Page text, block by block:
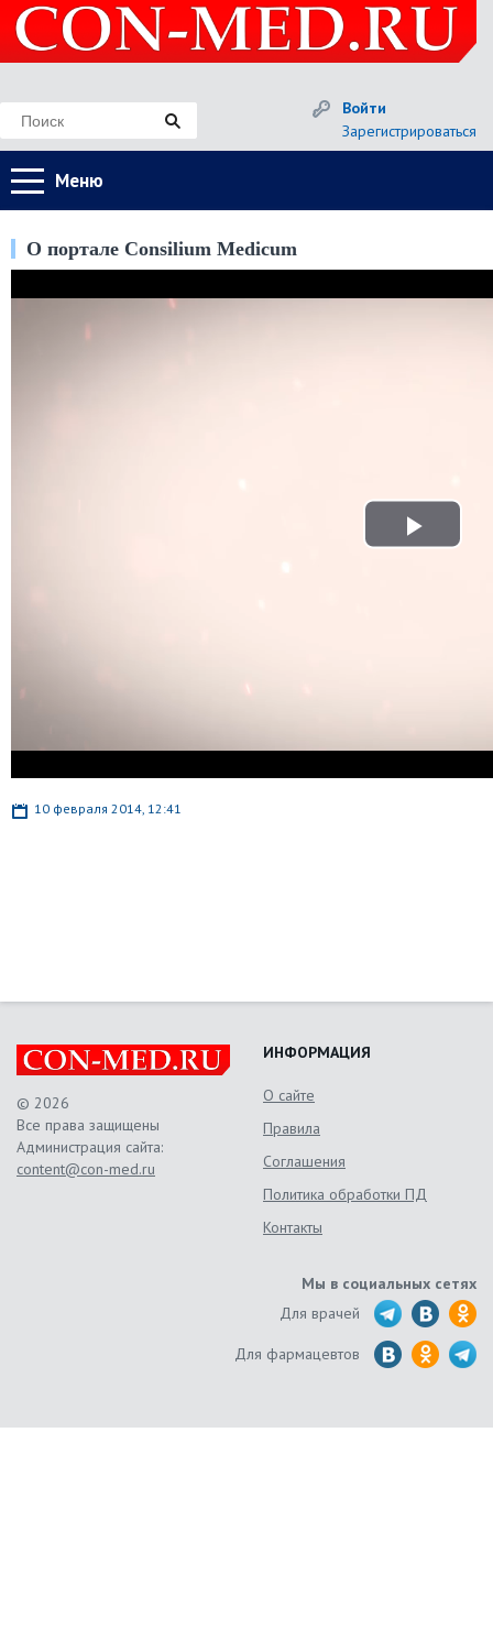
Войти
Зарегистрироваться
Меню
О портале Consilium Medicum
Play
10 февраля 2014, 12:41
© 2026
Все права защищены
Администрация сайта:
content@con-med.ru
ИНФОРМАЦИЯ
О сайте
Правила
Соглашения
Политика обработки ПД
Контакты
Мы в социальных сетях
Для врачей
Для фармацевтов